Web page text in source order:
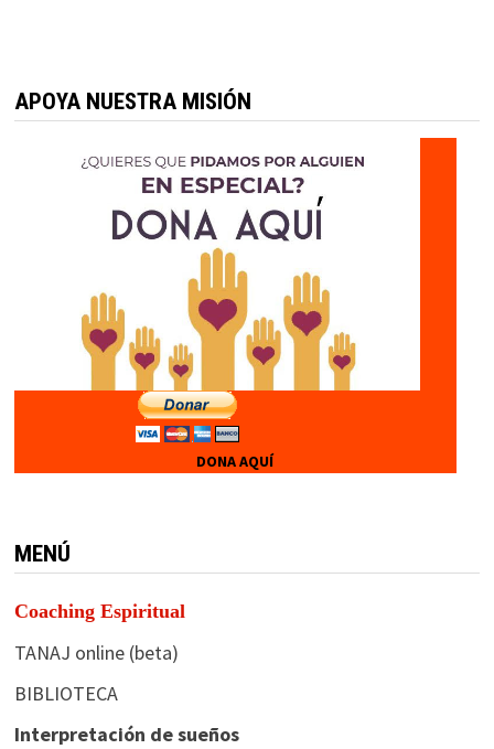
APOYA NUESTRA MISIÓN
DONA AQUÍ
MENÚ
Coaching Espiritual
TANAJ online (beta)
BIBLIOTECA
Interpretación de sueños